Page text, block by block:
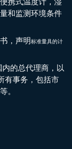
和监测环境条件
，声明标准量具的计
的总代理商，以
有事务，包括市
。